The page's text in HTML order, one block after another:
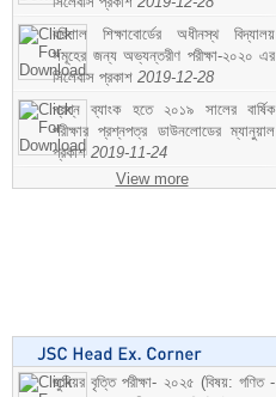
বরিশাল শিক্ষাবোর্ডের অধীনস্থ বিদ্যালয়
সমূহের জন্য অভ্যন্তরীণ পরীক্ষা-২০২০ এর
সিলেবাস প্রকাশ 2019-12-28
প্রশ্ন ব্যাংক হতে ২০১৯ সালের বার্ষিক
পরীক্ষার প্রশ্নপত্র ডাউনলোডের ম্যানুয়াল
প্রকাশ 2019-11-24
View more
জুনিয়র বৃত্তি পরীক্ষা- ২০২৫ (বিষয়: গণিত -